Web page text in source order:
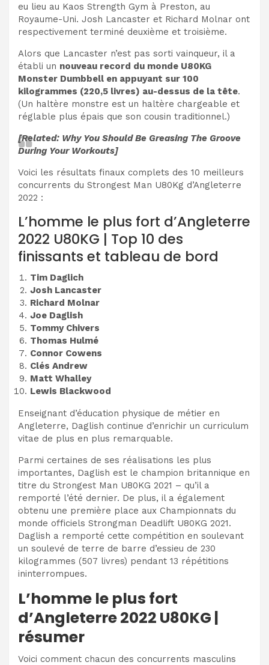
eu lieu au Kaos Strength Gym à Preston, au
Royaume-Uni. Josh Lancaster et Richard Molnar ont
respectivement terminé deuxième et troisième.
Alors que Lancaster n’est pas sorti vainqueur, il a
établi un nouveau record du monde U80KG
Monster Dumbbell en appuyant sur 100
kilogrammes (220,5 livres) au-dessus de la tête.
(Un haltère monstre est un haltère chargeable et
réglable plus épais que son cousin traditionnel.)
[Related: Why You Should Be Greasing The Groove
During Your Workouts]
Voici les résultats finaux complets des 10 meilleurs
concurrents du Strongest Man U80Kg d’Angleterre
2022 :
L’homme le plus fort d’Angleterre
2022 U80KG | Top 10 des
finissants et tableau de bord
Tim Daglich
Josh Lancaster
Richard Molnar
Joe Daglish
Tommy Chivers
Thomas Hulmé
Connor Cowens
Clés Andrew
Matt Whalley
Lewis Blackwood
Enseignant d’éducation physique de métier en
Angleterre, Daglish continue d’enrichir un curriculum
vitae de plus en plus remarquable.
Parmi certaines de ses réalisations les plus
importantes, Daglish est le champion britannique en
titre du Strongest Man U80KG 2021 – qu’il a
remporté l’été dernier. De plus, il a également
obtenu une première place aux Championnats du
monde officiels Strongman Deadlift U80KG 2021.
Daglish a remporté cette compétition en soulevant
un soulevé de terre de barre d’essieu de 230
kilogrammes (507 livres) pendant 13 répétitions
ininterrompues.
L’homme le plus fort
d’Angleterre 2022 U80KG |
résumer
Voici comment chacun des concurrents masculins